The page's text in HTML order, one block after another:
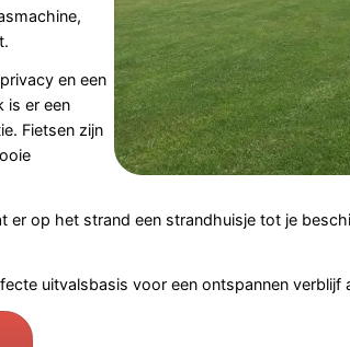
en een
is er een
Fietsen zijn
er op het strand een strandhuisje tot je
uitvalsbasis voor een ontspannen verblijf